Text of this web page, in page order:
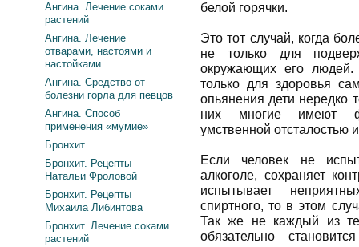
белой горячки.
Это тот случай, когда
не только для
окружающих его
только для здоровья
опьянения дети нередко
них многие имеют
умственной отсталостью
Если человек не
алкоголе, сохраняет
испытывает
спиртного, то в этом
Так же не каждый из
обязательно
Ангина. Лечение соками
растений
Ангина. Лечение
отварами, настоями и
настойками
Ангина. Средство от
болезни горла для певцов
Ангина. Способ
применения «мумие»
Бронхит
Бронхит. Рецепты
Натальи Фроловой
Бронхит. Рецепты
Михаила Либинтова
Бронхит. Лечение соками
растений